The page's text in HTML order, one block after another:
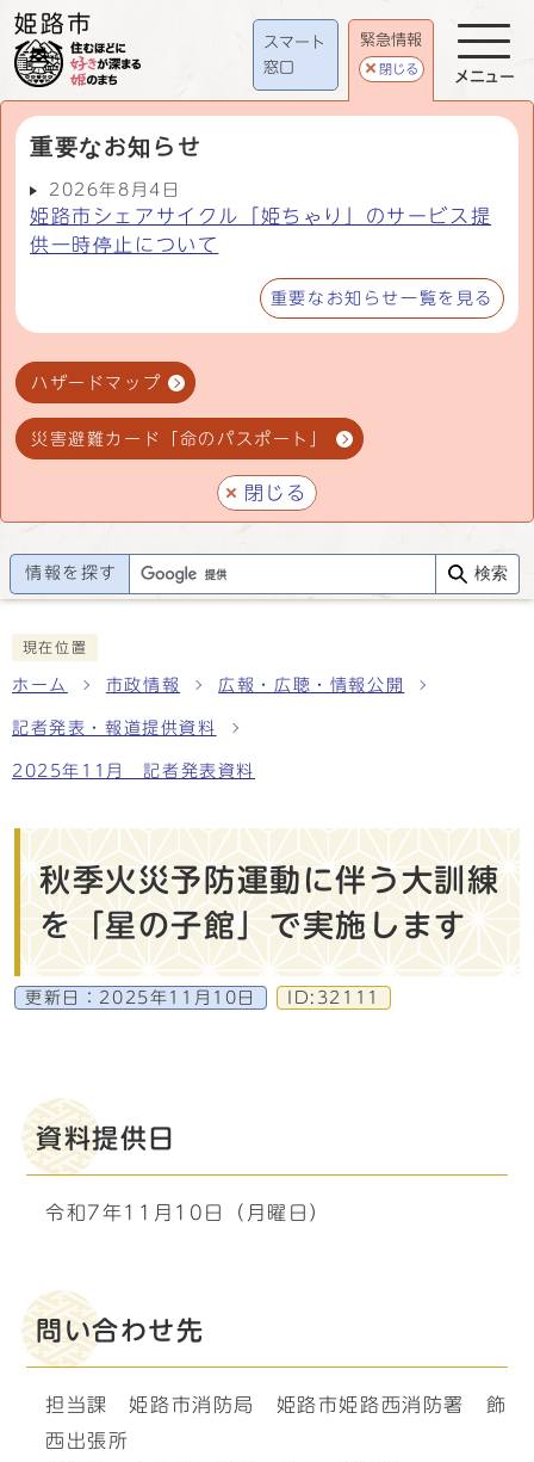
スマート
窓口
緊急情報
閉じる
重要なお知らせ
2026年8月4日
姫路市シェアサイクル「姫ちゃり」のサービス提
供一時停止について
重要なお知らせ一覧を見る
ハザードマップ
災害避難カード「命のパスポート」
閉じる
メニュー
情報を探す 検索
現在位置
ホーム 市政情報 広報・広聴・情報公開
記者発表・報道提供資料
2025年11月 記者発表資料
秋季火災予防運動に伴う大訓練
を「星の子館」で実施します
更新日： 2025年11月10日 ID:32111
資料提供日
令和7年11月10日（月曜日）
問い合わせ先
担当課 姫路市消防局 姫路市姫路西消防署 飾
西出張所